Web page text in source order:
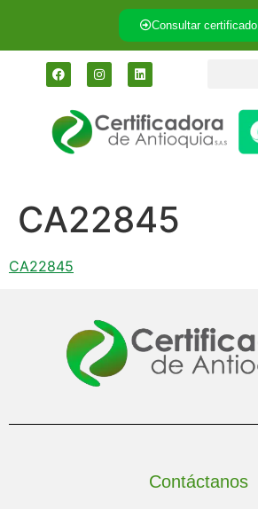
Consultar certificado
CA22845
CA22845
Contáctanos